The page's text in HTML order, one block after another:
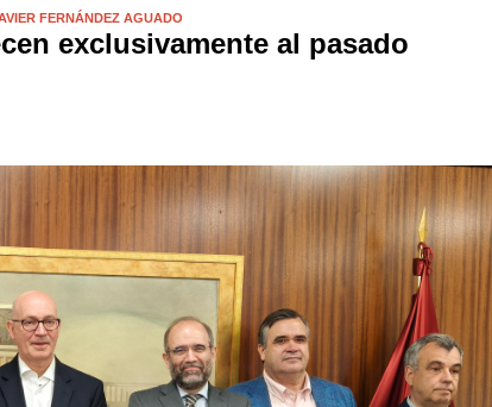
FERNÁNDEZ AGUADO
exclusivamente al pasado